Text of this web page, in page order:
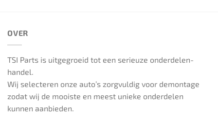
OVER
TSI Parts is uitgegroeid tot een serieuze onderdelen-
handel.
Wij selecteren onze auto’s zorgvuldig voor demontage
zodat wij de mooiste en meest unieke onderdelen
kunnen aanbieden.